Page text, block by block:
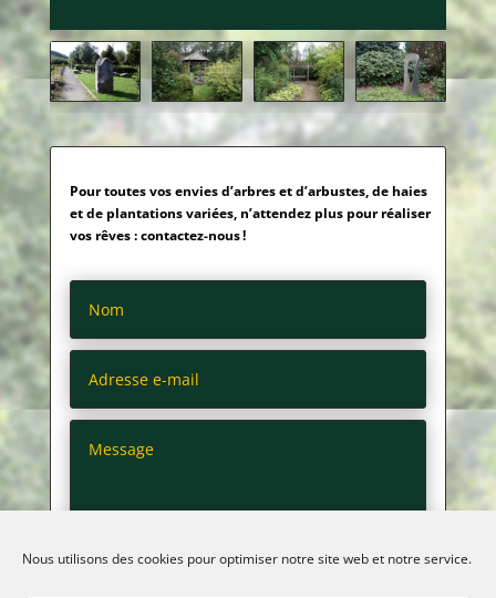
Nous utilisons des cookies pour optimiser notre site web et notre service.
Pour toutes vos envies d’arbres et d’arbustes, de haies
et de plantations variées, n’attendez plus pour réaliser
vos rêves : contactez-nous !